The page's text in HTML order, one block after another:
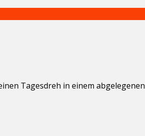
Tagesdreh in einem abgelegenen